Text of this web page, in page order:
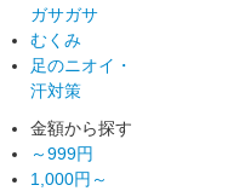
ガサガサ
むくみ
足のニオイ・
汗対策
金額から探す
～999円
1,000円～